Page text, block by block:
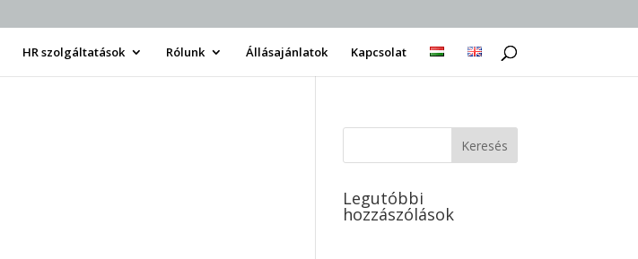
HR szolgáltatások Rólunk Állásajánlatok Kapcsolat
Legutóbbi
hozzászólások